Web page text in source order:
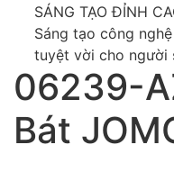
SÁNG TẠO ĐỈNH
Sáng tạo công
tuyệt vời cho người
06239-
Bát